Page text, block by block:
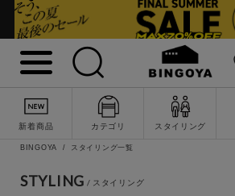
新着商品 カテゴリ スタイリング
詳細検索
BINGOYA スタイリング一覧
STYLING